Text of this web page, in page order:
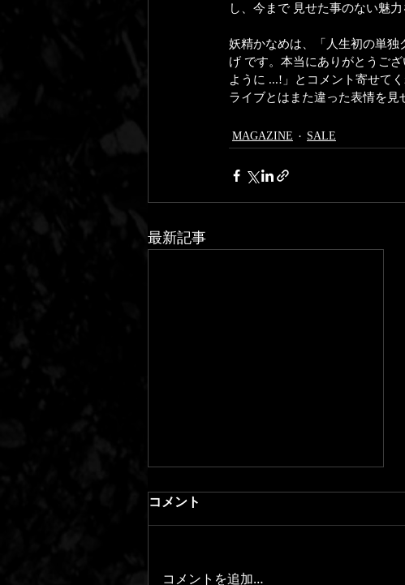
し、今まで 見せた事のない魅
妖精かなめは、「人生初の単
げ です。本当にありがとうご
ように ...!」とコメント寄せてく
ライブとはまた違った表情を
MAGAZINE SALE
最新記事
コメント
コメントを追加…